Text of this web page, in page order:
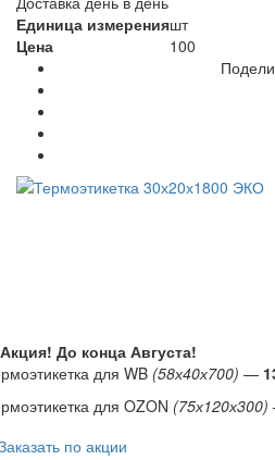
Единица измеренияшт
Цена
100
Акция! До конца Августа!
для WB (58х40х700) —
для OZON (75х120х300)
по акции